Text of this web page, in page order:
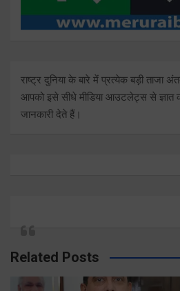
राष्ट्र दुनिया के बारे में प्रत्येक बड़ी ताजा
आपको इसे सीधे मीडिया आउटलेट्स से ज्ञात
जानकारी देते हैं।
Related Posts